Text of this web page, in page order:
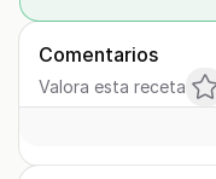
Comentarios
Valora esta receta